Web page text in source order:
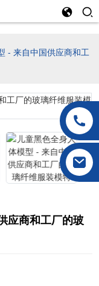
- 来自中国供应商和工
应商和工厂的玻